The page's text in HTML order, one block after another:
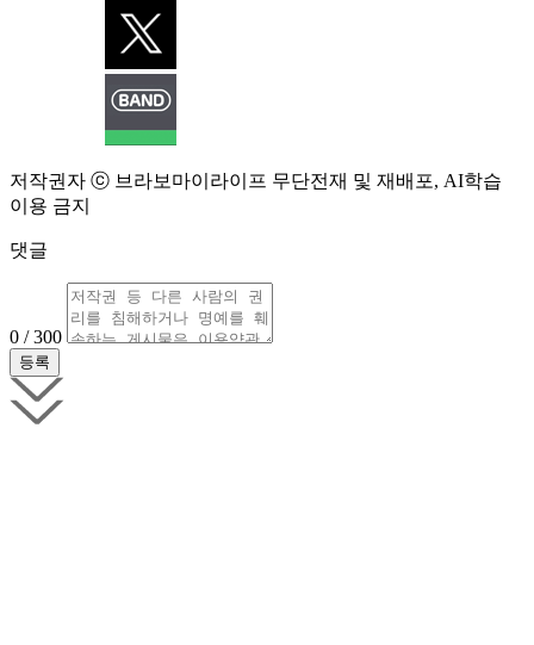
저작권자 ⓒ 브라보마이라이프 무단전재 및 재배포, AI학습
이용 금지
댓글
0 / 300